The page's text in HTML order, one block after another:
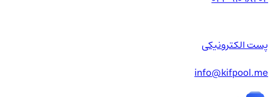
پست الکترونیکی
info@kifpool.me